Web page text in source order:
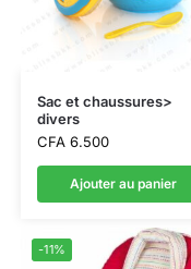
Sac et chaussures>
divers
CFA6.500
Ajouter au panier
-11%